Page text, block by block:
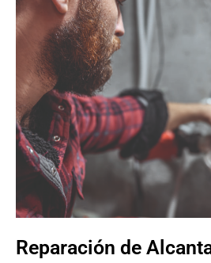
Reparación de